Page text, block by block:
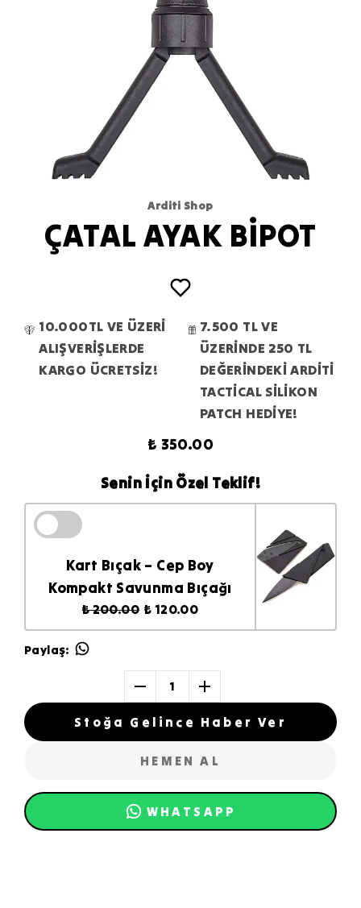
Arditi Shop
ÇATAL AYAK BİPOT
10.000TL VE ÜZERİ
ALIŞVERİŞLERDE
KARGO ÜCRETSİZ!
7.500 TL VE
ÜZERİNDE 250 TL
DEĞERİNDEKİ ARDİTİ
TACTİCAL SİLİKON
PATCH HEDİYE!
₺ 350.00
Senin İçin Özel Teklif!
Kart Bıçak – Cep Boy
Kompakt Savunma Bıçağı
₺ 200.00 ₺ 120.00
Paylaş:
1
Stoğa Gelince Haber Ver
HEMEN AL
WHATSAPP